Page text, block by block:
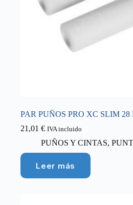
PAR PUÑOS PRO XC SLIM
21,01 € IVA incluido
PUÑOS Y CINTAS,
Leer más